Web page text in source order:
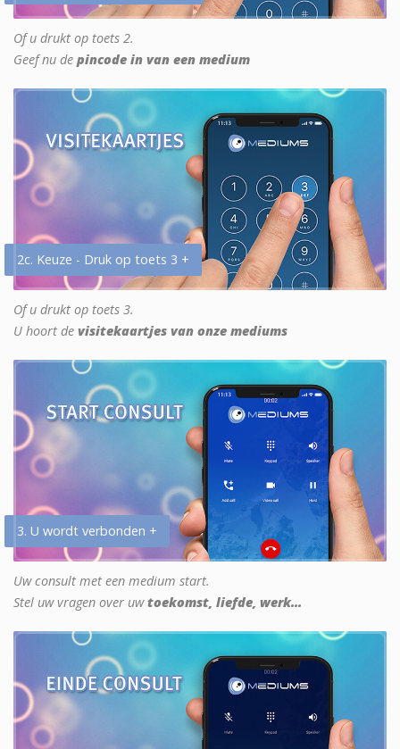
Of u drukt op toets 2.
Geef nu de pincode in van een medium
2c. Keuze - Druk op toets 3 +
Of u drukt op toets 3.
U hoort de visitekaartjes van onze mediums
3. U wordt verbonden +
Uw consult met een medium start.
Stel uw vragen over uwtoekomst, liefde, werk...